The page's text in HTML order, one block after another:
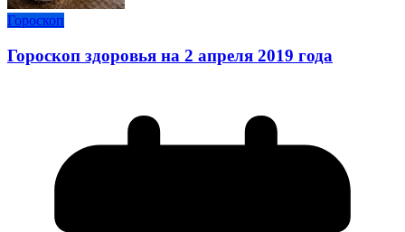
Гороскоп
Гороскоп здоровья на 2 апреля 2019 года